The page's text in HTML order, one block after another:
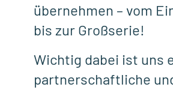
übernehmen – vom
bis zur Großserie!
Wichtig dabei ist uns
partnerschaftliche